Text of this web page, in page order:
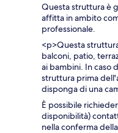
Questa struttura è
affitta in ambito
professionale.
<p>Questa
balconi, patio,
ai bambini. In caso
struttura prima
disponga di una
È possibile
disponibilità)
nella conferma